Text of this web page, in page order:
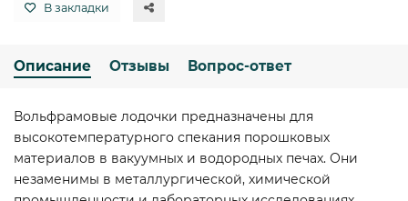
В закладки
Описание Отзывы Вопрос-ответ
Вольфрамовые лодочки предназначены для
высокотемпературного спекания порошковых
материалов в вакуумных и водородных печах. Они
незаменимы в металлургической, химической